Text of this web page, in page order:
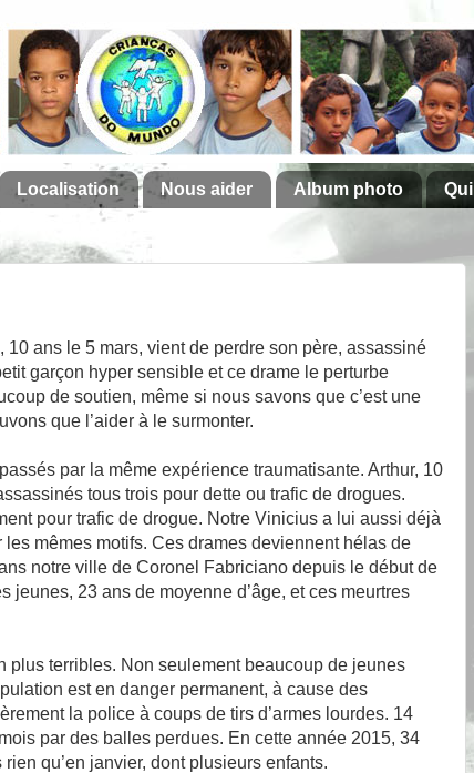
Localisation Nous aider Album photo
ans le 5 mars, vient de perdre son père, assassiné
garçon hyper sensible et ce drame le perturbe
de soutien, même si nous savons que c’est une
que l’aider à le surmonter.
par la même expérience traumatisante. Arthur, 10
tous trois pour dette ou trafic de drogues.
pour trafic de drogue. Notre Vinicius a lui aussi déjà
mêmes motifs. Ces drames deviennent hélas de
notre ville de Coronel Fabriciano depuis le début de
jeunes, 23 ans de moyenne d’âge, et ces meurtres
plus terribles. Non seulement beaucoup de jeunes
est en danger permanent, à cause des
la police à coups de tirs d’armes lourdes. 14
par des balles perdues. En cette année 2015, 34
qu’en janvier, dont plusieurs enfants.